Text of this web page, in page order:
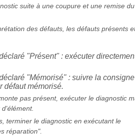
suite à une coupure et une remise du
des défauts, les défauts présents
"Présent" : exécuter
"Mémorisé" : suivre la consigne
défaut mémorisé.
pas présent, exécuter le diagnostic
terminer le diagnostic en exécutant le
réparation".